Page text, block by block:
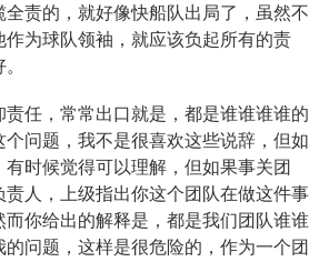
责的，就好像快船队出局了，虽然不
作为球队领袖，就应该负起所有的责
任，常常出口就是，都是谁谁谁谁的
问题，我不是很喜欢这些说辞，但如
时候觉得可以理解，但如果事关团
责人，上级指出你这个团队在做这件事
你给出的解释是，都是我们团队谁谁
问题，这样是很危险的，作为一个团